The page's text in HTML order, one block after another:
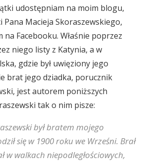
udostępniam na moim blogu,
Pana Macieja Skoraszewskiego,
na Facebooku. Właśnie poprzez
niego listy z Katynia, a w
gdzie był uwięziony jego
brat jego dziadka, porucznik
jest autorem poniższych
tak o nim pisze:
był bratem mojego
się w 1900 roku we Wrześni. Brał
w walkach niepodległościowych,